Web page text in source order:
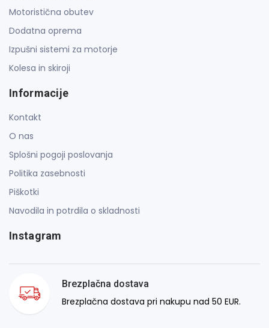
Motoristična obutev
Dodatna oprema
Izpušni sistemi za motorje
Kolesa in skiroji
Informacije
Kontakt
O nas
Splošni pogoji poslovanja
Politika zasebnosti
Piškotki
Navodila in potrdila o skladnosti
Instagram
Brezplačna dostava
Brezplačna dostava pri nakupu nad 50 EUR.